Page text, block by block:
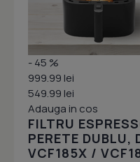
- 45 %
999.99 lei
549.99 lei
Adauga in cos
FILTRU
PERETE DUBLU,
VCF185X /